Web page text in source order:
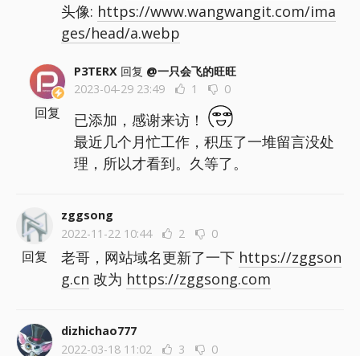
头像: https://www.wangwangit.com/ima
ges/head/a.webp
P3TERX 回复 @一只会飞的旺旺
2023-04-29 23:49
1 0
已添加，感谢来访！
最近几个月忙工作，积压了一堆留言没处
理，所以才看到。久等了。
回复
zggsong
2022-11-22 10:44
2 0
老哥，网站域名更新了一下 https://zggson
g.cn 改为 https://zggsong.com
回复
dizhichao777
2022-03-18 11:02
3 0